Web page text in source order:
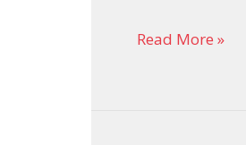
應
Read More »